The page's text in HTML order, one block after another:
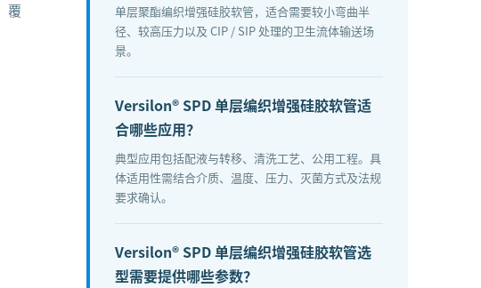
覆
单层聚酯编织增强硅胶软管，适合需要较小弯曲半
径、较高压力以及 CIP / SIP 处理的卫生流体输送场
景。
Versilon® SPD 单层编织增强硅胶软管适
合哪些应用？
典型应用包括配液与转移、清洗工艺、公用工程。具
体适用性需结合介质、温度、压力、灭菌方式及法规
要求确认。
Versilon® SPD 单层编织增强硅胶软管选
型需要提供哪些参数？